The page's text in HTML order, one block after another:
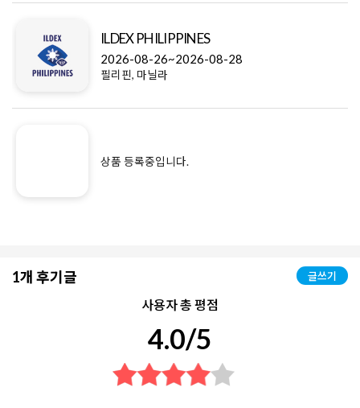
ILDEX PHILIPPINES
2026-08-26~2026-08-28
필리핀, 마닐라
상품 등록중입니다.
1개 후기글 글쓰기
사용자 총 평점
4.0/5